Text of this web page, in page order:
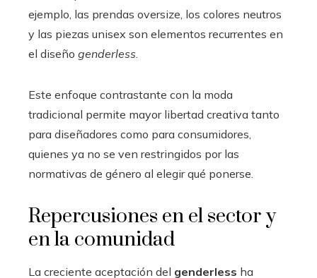
ejemplo, las prendas oversize, los colores neutros
y las piezas unisex son elementos recurrentes en
el diseño genderless
Este enfoque contrastante con la moda
tradicional permite mayor libertad creativa tanto
para diseñadores como para consumidores,
quienes ya no se ven restringidos por las
normativas de género al elegir qué ponerse.
Repercusiones en el sector y
en la comunidad
La creciente aceptación del genderless ha